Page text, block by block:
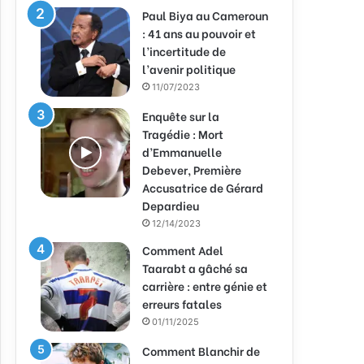
Paul Biya au Cameroun
: 41 ans au pouvoir et
l’incertitude de
l’avenir politique
11/07/2023
Enquête sur la
Tragédie : Mort
d’Emmanuelle
Debever, Première
Accusatrice de Gérard
Depardieu
12/14/2023
Comment Adel
Taarabt a gâché sa
carrière : entre génie et
erreurs fatales
01/11/2025
Comment Blanchir de